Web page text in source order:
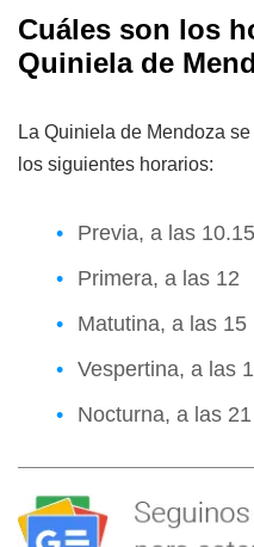
Cuáles son los
Quiniela de
La Quiniela de Mendoza
los siguientes horarios:
Previa, a las 10.15
Primera, a las 12
Matutina, a las 15
Vespertina, a las
Nocturna, a las 21